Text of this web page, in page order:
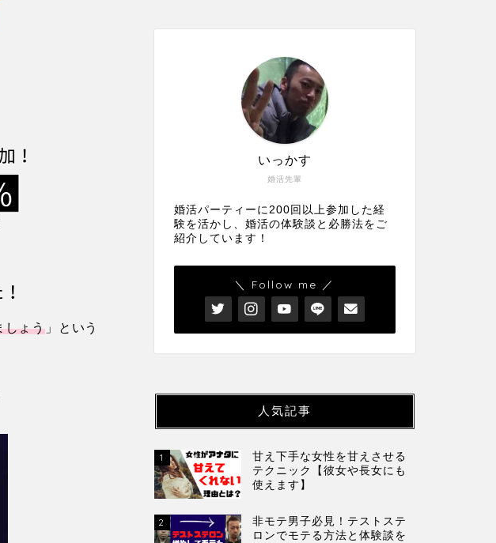
しょう 」という
婚活先輩
いっかす
婚活パーティーに200回以上参加した経
験を活かし、婚活の体験談と必勝法をご
紹介しています！
＼ Follow me ／
人気記事
1
甘え下手な女性を甘えさせる
テクニック【彼女や長女にも
使えます】
2
非モテ男子必見！テストステ
ロンでモテる方法と体験談を